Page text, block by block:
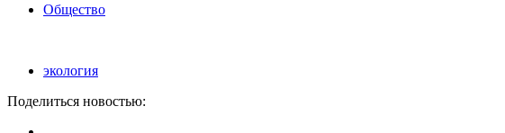
Общество
экология
Поделиться новостью: